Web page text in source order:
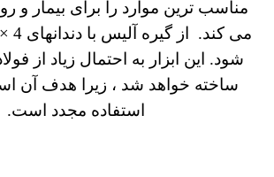
مناسب ترین موارد را برای بیمار و
شود. این ابزار به احتمال زیاد از
ساخته خواهد شد ، زیرا هدف آن
استفاده مجدد است.